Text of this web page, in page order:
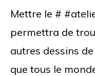
Mettre le #
permettra de
autres dessins
que tous le